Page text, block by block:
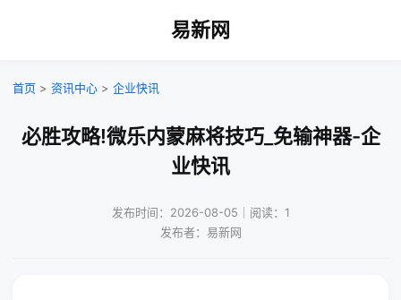
易新网
首页 > 资讯中心 > 企业快讯
必胜攻略!微乐内蒙麻将技巧_免输神器-企
业快讯
发布时间：2026-08-05｜阅读：1
发布者：易新网